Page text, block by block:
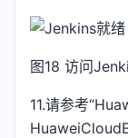
图18 访问
11.请参考